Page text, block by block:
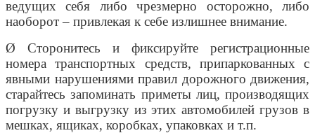
ведущих себя либо чрезмерно осторожно, либо
наоборот – привлекая к себе излишнее внимание.
Ø Сторонитесь и фиксируйте регистрационные
номера транспортных средств, припаркованных с
явными нарушениями правил дорожного движения,
старайтесь запоминать приметы лиц, производящих
погрузку и выгрузку из этих автомобилей грузов в
мешках, ящиках, коробках, упаковках и т.п.